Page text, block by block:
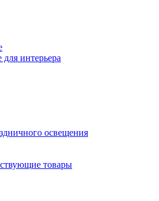
интерьера
освещения
товары